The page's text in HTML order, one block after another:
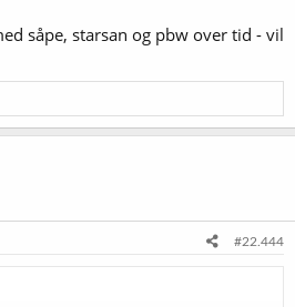
såpe, starsan og pbw over tid - vil
#22.444